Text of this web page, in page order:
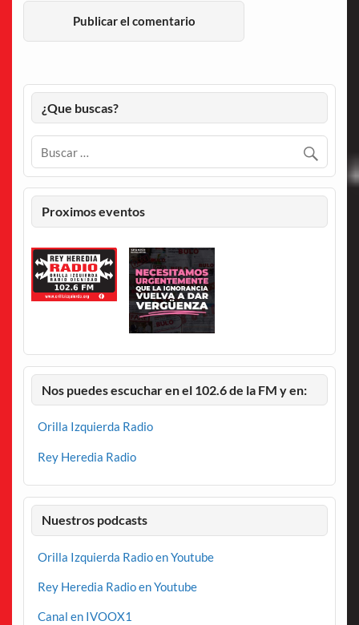
¿Que buscas?
Proximos eventos
Nos puedes escuchar en el 102.6 de la FM y en:
Orilla Izquierda Radio
Rey Heredia Radio
Nuestros podcasts
Orilla Izquierda Radio en Youtube
Rey Heredia Radio en Youtube
Canal en IVOOX1